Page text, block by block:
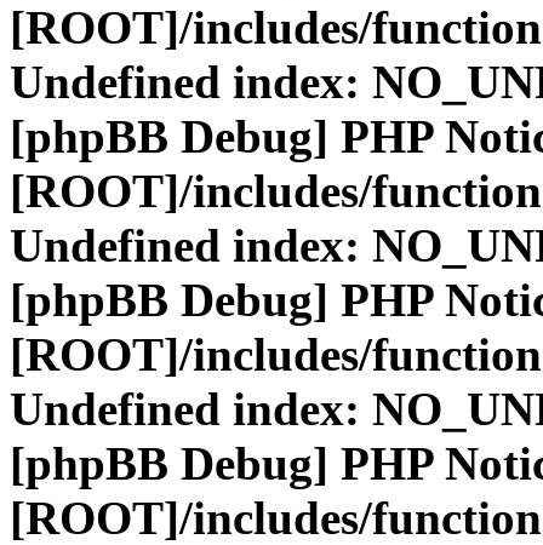
[ROOT]/includes/
Undefined index:
[phpBB Debug] PHP
[ROOT]/includes/
Undefined index:
[phpBB Debug] PHP
[ROOT]/includes/
Undefined index:
[phpBB Debug] PHP
[ROOT]/includes/